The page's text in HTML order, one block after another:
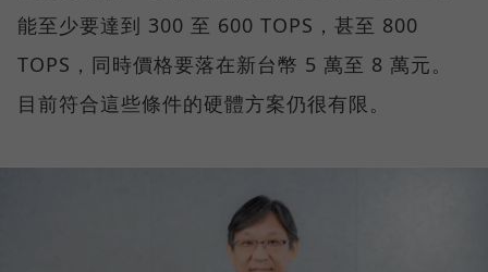
能至少要達到 300 至 600 TOPS，甚至 800
TOPS，同時價格要落在新台幣 5 萬至 8 萬元。
目前符合這些條件的硬體方案仍很有限。